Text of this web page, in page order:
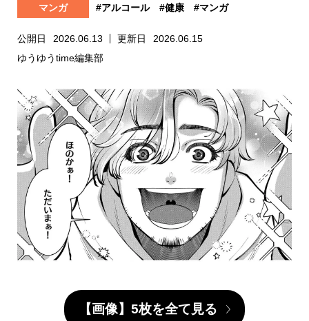
マンガ #アルコール #健康 #マンガ
公開日 2026.06.13 更新日
2026.06.15
ゆうゆうtime編集部
【画像】5枚を全て見る